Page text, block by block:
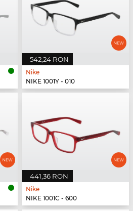
542,24 RON
Nike
NIKE 1001Y - 010
441,36 RON
Nike
NIKE 1001C - 600